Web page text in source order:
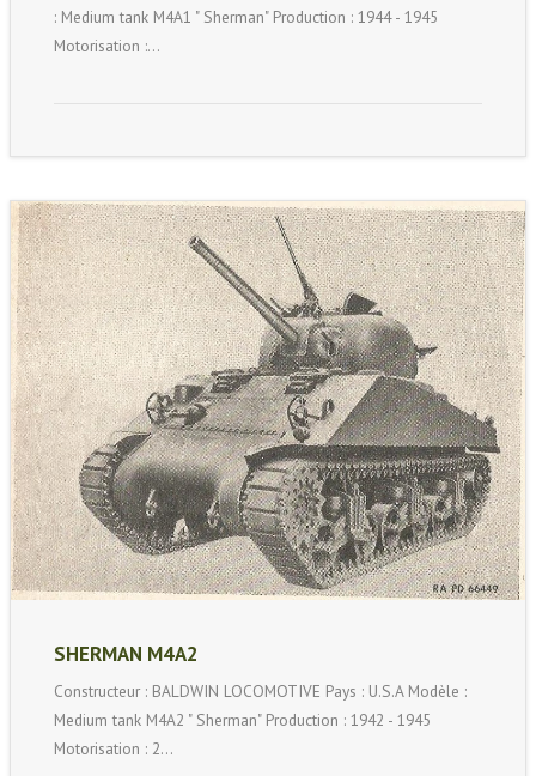
: Medium tank M4A1 " Sherman" Production : 1944 - 1945
Motorisation :…
SHERMAN M4A2
Constructeur : BALDWIN LOCOMOTIVE Pays : U.S.A Modèle :
Medium tank M4A2 " Sherman" Production : 1942 - 1945
Motorisation : 2…